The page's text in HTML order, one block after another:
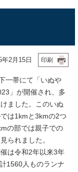
2月15日 印刷
一帯にて「いぬや
」が開催され、多
ました。このいぬ
は1kmと3kmの2つ
の部では親子での
られました。
は令和2年以来3年
1560人ものランナ